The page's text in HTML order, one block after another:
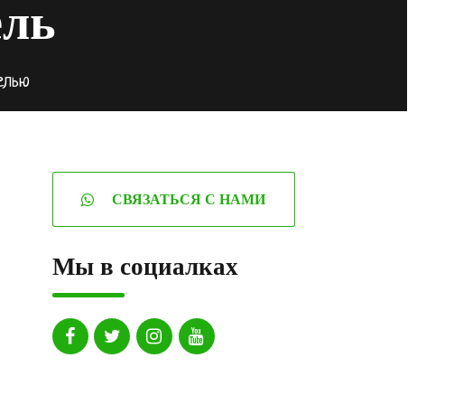
СВЯЗАТЬСЯ С НАМИ
Мы в социалках